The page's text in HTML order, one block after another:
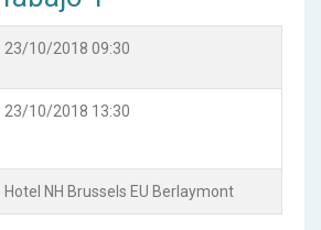
23/10/2018 09:30
23/10/2018 13:30
Hotel NH Brussels EU Berlaymont